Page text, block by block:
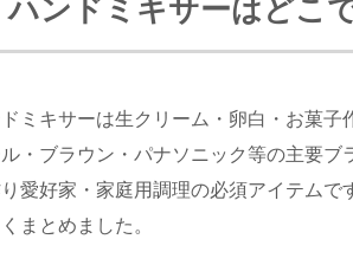
ハンドミキサーはどこ
ミキサーは生クリーム・卵白・お菓
ル・ブラウン・パナソニック等の主要
愛好家・家庭用調理の必須アイテム
まとめました。